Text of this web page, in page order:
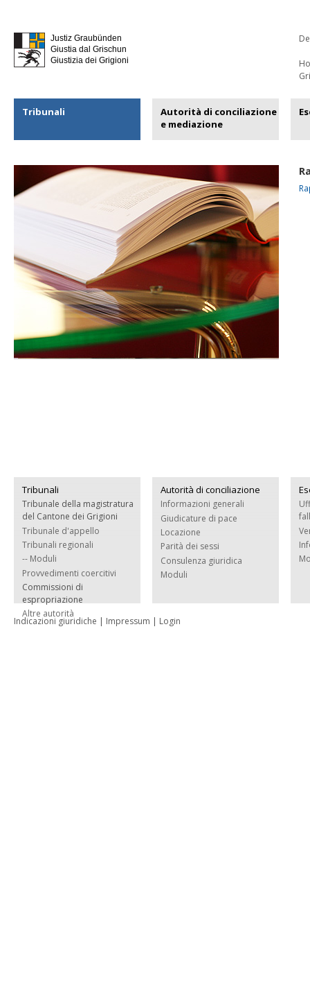
Justiz Graubünden
Giustia dal Grischun
Giustizia dei Grigioni
Tribunali
Autorità di conciliazione
e mediazione
Tribunali
Tribunale della magistratura
del Cantone dei Grigioni
Tribunale d'appello
Tribunali regionali
-- Moduli
Provvedimenti coercitivi
Commissioni di
espropriazione
Altre autorità
Autorità di conciliazione
Informazioni generali
Giudicature di pace
Locazione
Parità dei sessi
Consulenza giuridica
Moduli
Indicazioni giuridiche | Impressum | Login